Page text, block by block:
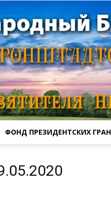
ФОНД ПРЕЗИДЕНТСКИХ